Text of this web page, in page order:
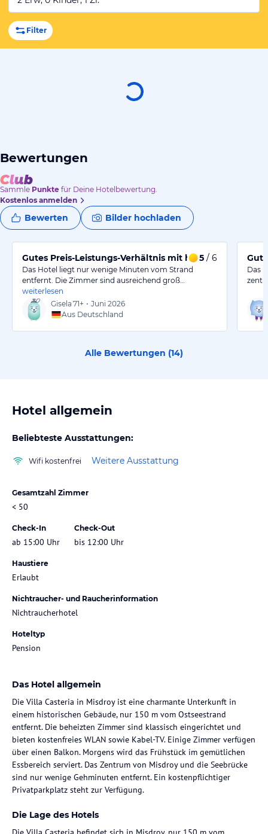
Filter
Bewertungen
Sammle Punkte für Deine Hotelbewertung.
Kostenlos anmelden
Bewerten Bilder hochladen
Gutes Preis-Leistungs-Verhältnis mit hilfsbereitem
5 / 6
Das Hotel liegt nur wenige Minuten vom Strand
entfernt. Die Zimmer sind ausreichend groß…
weiterlesen
Gisela 71+ • Juni 2026
Aus Deutschland
Gut
Das
Alle Bewertungen (14)
Hotel allgemein
Beliebteste Ausstattungen:
Wifi kostenfrei Weitere Ausstattung
Gesamtzahl Zimmer
< 50
Check-In
ab 15:00 Uhr
Check-Out
bis 12:00 Uhr
Haustiere
Erlaubt
Nichtraucher- und Raucherinformation
Nichtraucherhotel
Hoteltyp
Pension
Das Hotel allgemein
Die Villa Casteria in Misdroy ist eine charmante Unterkunft in
einem historischen Gebäude, nur 150 m vom Ostseestrand
entfernt. Die beheizten Zimmer sind klassisch eingerichtet und
bieten kostenfreies WLAN sowie Kabel-TV. Einige Zimmer verfügen
über einen Balkon. Morgens wird das Frühstück im gemütlichen
Essbereich serviert. Das Zentrum von Misdroy und die Seebrücke
sind nur wenige Gehminuten entfernt. Ein kostenpflichtiger
Privatparkplatz steht zur Verfügung.
Die Lage des Hotels